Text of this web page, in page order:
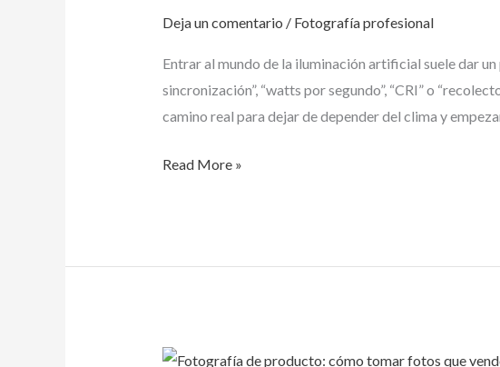
Deja un comentario / Fotografía profesional
Entrar al mundo de la iluminación artificial suele dar
sincronización”, “watts por segundo”, “CRI” o
camino real para dejar de depender del clima y
estudio:
práctica
para
elegir
esquema
Read More »
Fotografía